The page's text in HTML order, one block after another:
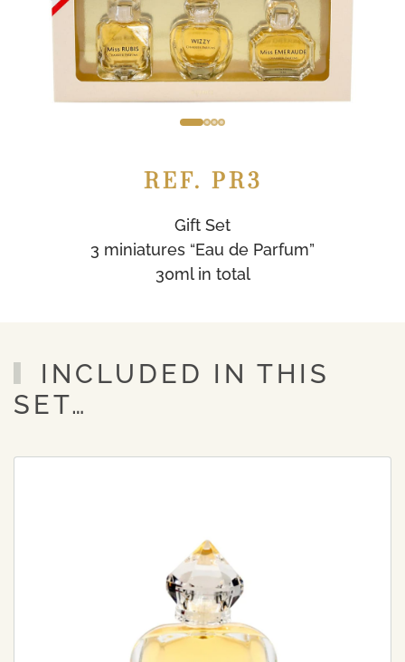
REF. PR3
Gift Set
3 miniatures “Eau de Parfum”
30ml in total
INCLUDED IN THIS
SET…